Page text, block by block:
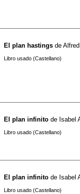
El plan hastings de
Libro usado (Castellano)
El plan infinito de Isabel
Libro usado (Castellano)
El plan infinito de Isabel
Libro usado (Castellano)